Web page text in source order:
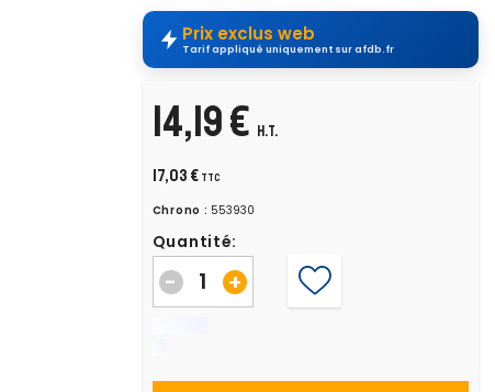
Prix exclus web
Tarif appliqué uniquement sur afdb.fr
14,19 € H.T.
17,03 € TTC
Chrono : 553930
Quantité:
+
-